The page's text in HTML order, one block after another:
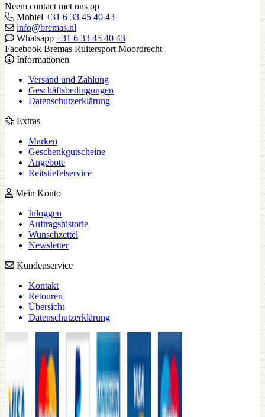
Neem contact met ons op
Mobiel +31 6 33 45 40 43
info@bremas.nl
Whatsapp +31 6 33 45 40 43
Facebook Bremas Ruitersport Moordrecht
Informationen
Versand und Zahlung
Geschäftsbedingungen
Datenschutzerklärung
Extras
Marken
Geschenkgutscheine
Angebote
Reitstiefelservice
Mein Konto
Inloggen
Auftragshistorie
Wunschzettel
Newsletter
Kundenservice
Kontakt
Retouren
Übersicht
Datenschutzerklärung